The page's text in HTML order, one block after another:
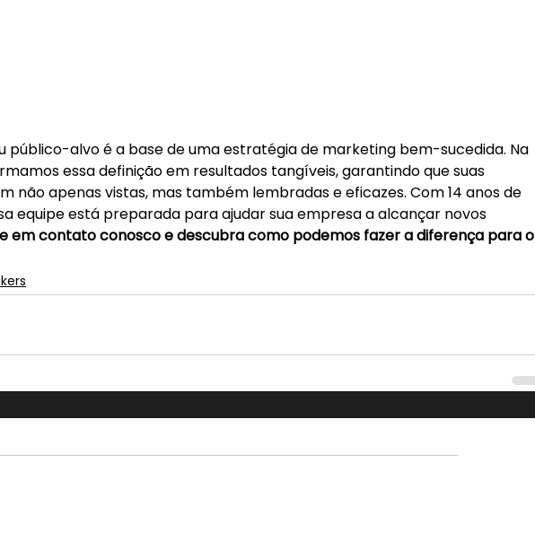
público-alvo é a base de uma estratégia de marketing bem-sucedida. Na
essa definição em resultados tangíveis, garantindo que suas
não apenas vistas, mas também lembradas e eficazes. Com 14 anos de
equipe está preparada para ajudar sua empresa a alcançar novos
em contato conosco e descubra como podemos fazer a diferença para o